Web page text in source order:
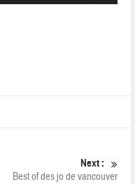
Next :
Best of des jo de vancouver